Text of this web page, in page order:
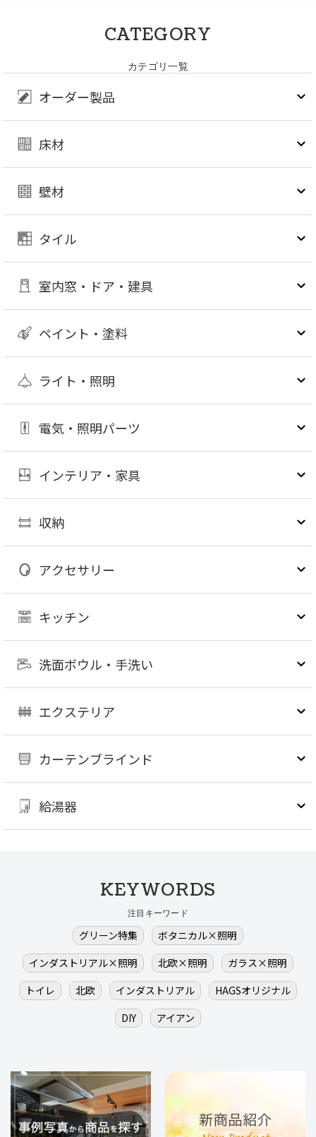
CATEGORY
カテゴリ一覧
オーダー製品
床材
壁材
タイル
室内窓・ドア・建具
ペイント・塗料
ライト・照明
電気・照明パーツ
インテリア・家具
収納
アクセサリー
キッチン
洗面ボウル・手洗い
エクステリア
カーテンブラインド
給湯器
KEYWORDS
注目キーワード
グリーン特集
ボタニカル×照明
インダストリアル×照明
北欧×照明
ガラス×照明
トイレ
北欧 インダストリアル
HAGSオリジナル
DIY
アイアン